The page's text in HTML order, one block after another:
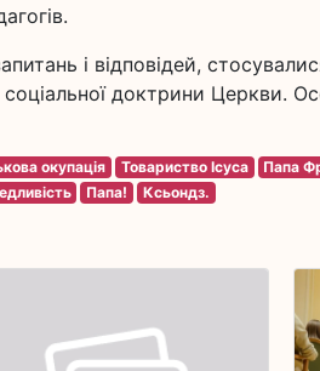
і відповідей,
соціальної доктрини Церкви.
окупація Товариство Ісуса Папа
Папа! Ксьондз.